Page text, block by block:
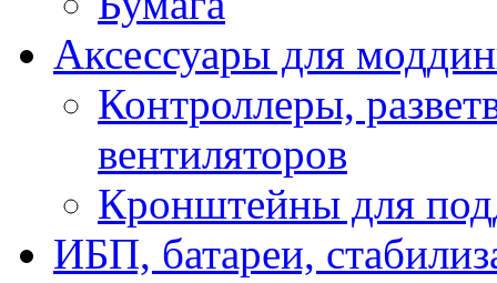
Аксессуары для
Контроллеры,
вентиляторов
Кронштейны для
ИБП, батареи,